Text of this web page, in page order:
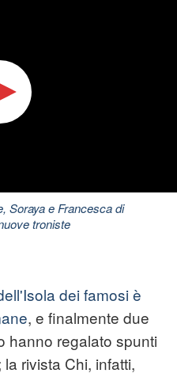
Soraya e Francesca di
troniste
dei famosi è
, e finalmente due
hanno regalato spunti
la rivista Chi, infatti,